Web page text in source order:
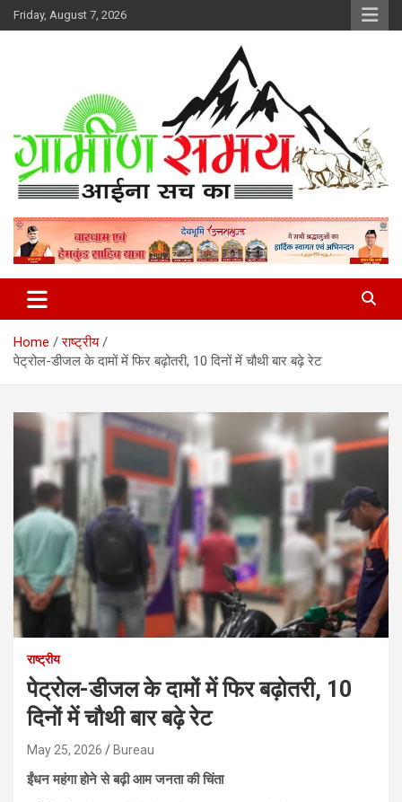
Skip
to
Friday, August 7, 2026
Gramin Samay
Home
राष्ट्रीय
पेट्रोल-डीजल के दामों में फिर बढ़ोतरी, 10 दिनों में चौथी बार बढ़े रेट
राष्ट्रीय
पेट्रोल-डीजल के दामों में फिर बढ़ोतरी, 10
दिनों में चौथी बार बढ़े रेट
May 25, 2026 Bureau
ईंधन महंगा होने से बढ़ी आम जनता की चिंता